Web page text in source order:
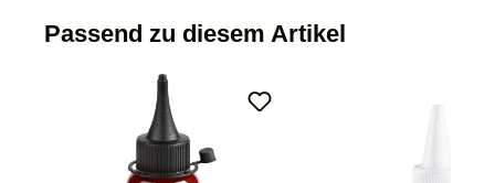
Passend zu diesem Artikel